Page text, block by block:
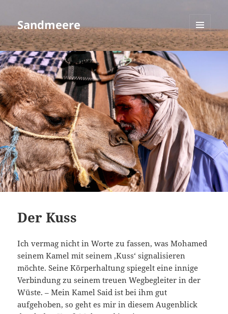
Sandmeere
MENÜ
UND
Der Kuss
Ich vermag nicht in Worte zu fassen, was Mohamed
seinem Kamel mit seinem ‚Kuss‘ signalisieren
möchte. Seine Körperhaltung spiegelt eine innige
Verbindung zu seinem treuen Wegbegleiter in der
Wüste. – Mein Kamel Said ist bei ihm gut
aufgehoben, so geht es mir in diesem Augenblick